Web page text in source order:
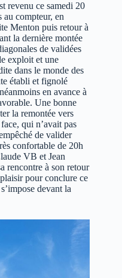
revenu ce samedi 20
compteur, en
Menton puis retour à
la dernière montée
de validées
exploit et une
dans le monde des
établi et fignolé
en avance à
Une bonne
la remontée vers
qui n’avait pas
de valider
confortable de 20h
VB et Jean
rencontre à son retour
pour conclure ce
devant la